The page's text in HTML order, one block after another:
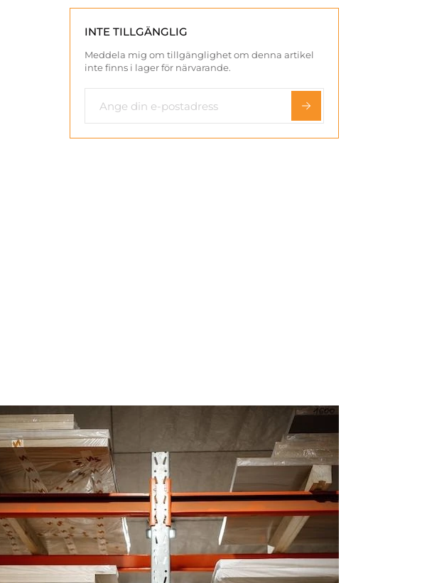
INTE TILLGÄNGLIG
Meddela mig om tillgänglighet om denna artikel
inte finns i lager för närvarande.